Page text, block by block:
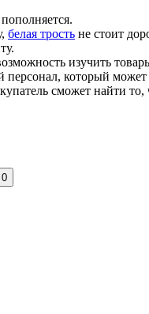
белая трость не стоит
изучить
который может
сможет найти
0